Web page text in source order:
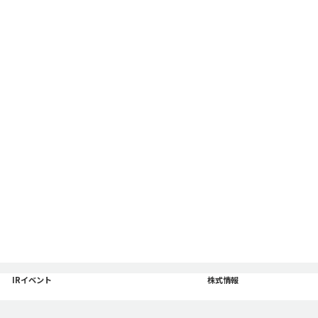
ージに移動
IRイベント 「株式情報」のページに移動
株式情報